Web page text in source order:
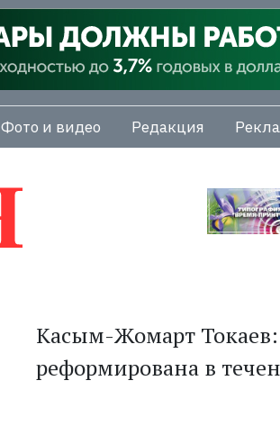
Фото и видео Редакция
Касым-Жомарт Токаев:
реформирована в